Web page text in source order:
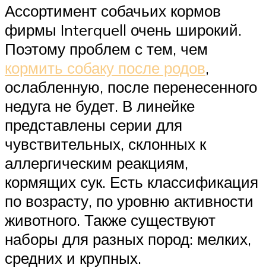
Ассортимент собачьих кормов
фирмы Interquell очень широкий.
Поэтому проблем с тем, чем
кормить собаку после родов,
ослабленную, после перенесенного
недуга не будет. В линейке
представлены серии для
чувствительных, склонных к
аллергическим реакциям,
кормящих сук. Есть классификация
по возрасту, по уровню активности
животного. Также существуют
наборы для разных пород: мелких,
средних и крупных.